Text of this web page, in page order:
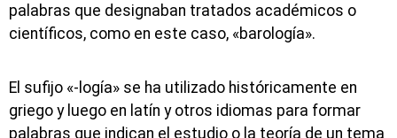
palabras que designaban tratados académicos o
científicos, como en este caso, «barología».
El sufijo «-logía» se ha utilizado históricamente en
griego y luego en latín y otros idiomas para formar
palabras que indican el estudio o la teoría de un tema